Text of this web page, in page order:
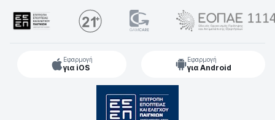
Εφαρμογή
για iOS
Εφαρμογή
για Android